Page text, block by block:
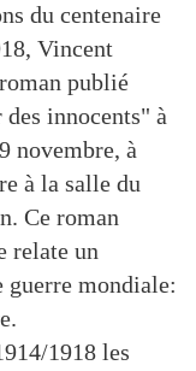
du centenaire
Vincent
publié
innocents" à
novembre, à
à la salle du
Ce roman
relate un
guerre mondiale:
1918 les